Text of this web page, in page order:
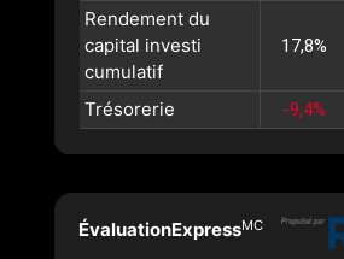
Rendement du
capital investi
cumulatif
17,8%
Trésorerie -9,4%
ÉvaluationExpressMC